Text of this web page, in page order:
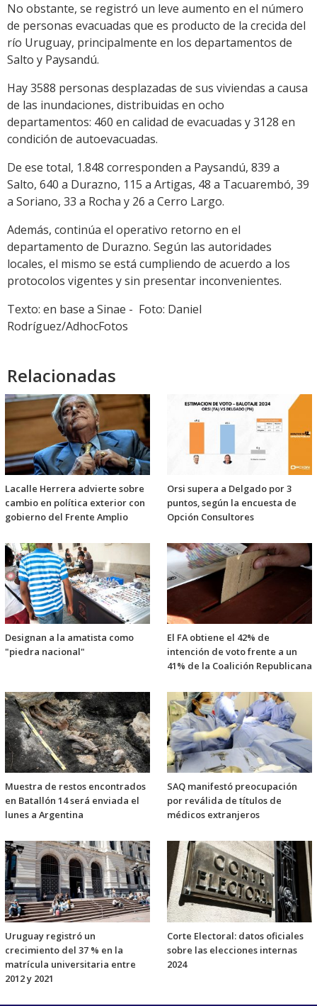
No obstante, se registró un leve aumento en el número
de personas evacuadas que es producto de la crecida del
río Uruguay, principalmente en los departamentos de
Salto y Paysandú.
Hay 3588 personas desplazadas de sus viviendas a causa
de las inundaciones, distribuidas en ocho
departamentos: 460 en calidad de evacuadas y 3128 en
condición de autoevacuadas.
De ese total, 1.848 corresponden a Paysandú, 839 a
Salto, 640 a Durazno, 115 a Artigas, 48 a Tacuarembó, 39
a Soriano, 33 a Rocha y 26 a Cerro Largo.
Además, continúa el operativo retorno en el
departamento de Durazno. Según las autoridades
locales, el mismo se está cumpliendo de acuerdo a los
protocolos vigentes y sin presentar inconvenientes.
Texto: en base a Sinae - Foto: Daniel
Rodríguez/AdhocFotos
Relacionadas
Lacalle Herrera advierte sobre
cambio en política exterior con
gobierno del Frente Amplio
Orsi supera a Delgado por 3
puntos, según la encuesta de
Opción Consultores
Designan a la amatista como
"piedra nacional"
El FA obtiene el 42% de
intención de voto frente a un
41% de la Coalición Republicana
Muestra de restos encontrados
en Batallón 14 será enviada el
lunes a Argentina
SAQ manifestó preocupación
por reválida de títulos de
médicos extranjeros
Uruguay registró un
crecimiento del 37 % en la
matrícula universitaria entre
2012 y 2021
Corte Electoral: datos oficiales
sobre las elecciones internas
2024